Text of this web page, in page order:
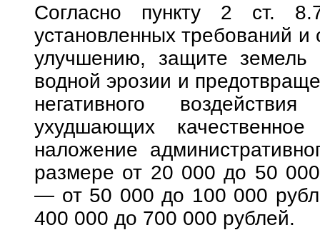
Согласно пункту 2 ст.
установленных требований
улучшению, защите
водной эрозии и
негативного
ухудшающих
наложение
размере от 20 000 до 50
— от 50 000 до 100 000
400 000 до 700 000 рублей.